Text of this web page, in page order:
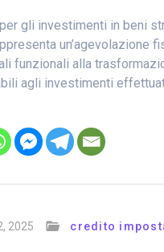
gli investimenti in beni
un’agevolazione
funzionali alla
agli investimenti
2025 credito